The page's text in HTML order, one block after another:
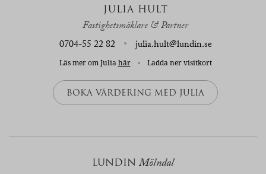
JULIA HULT
Fastighetsmäklare & Partner
0704-55 22 82
julia.hult@lundin.se
Läs mer om Julia här Ladda ner visitkort
BOKA VÄRDERING MED JULIA
LUNDIN Mölndal